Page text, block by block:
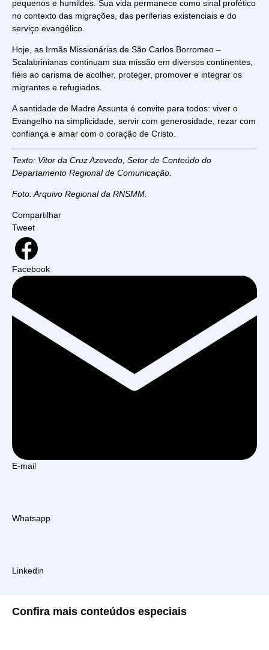
pequenos e humildes. Sua vida permanece como sinal profético
no contexto das migrações, das periferias existenciais e do
serviço evangélico.
Hoje, as Irmãs Missionárias de São Carlos Borromeo –
Scalabrinianas continuam sua missão em diversos continentes,
fiéis ao carisma de acolher, proteger, promover e integrar os
migrantes e refugiados.
A santidade de Madre Assunta é convite para todos: viver o
Evangelho na simplicidade, servir com generosidade, rezar com
confiança e amar com o coração de Cristo.
Texto: Vitor da Cruz Azevedo, Setor de Conteúdo do
Departamento Regional de Comunicação.
Foto: Arquivo Regional da RNSMM.
Compartilhar
Tweet
Facebook
E-mail
Whatsapp
Linkedin
Confira mais conteúdos especiais